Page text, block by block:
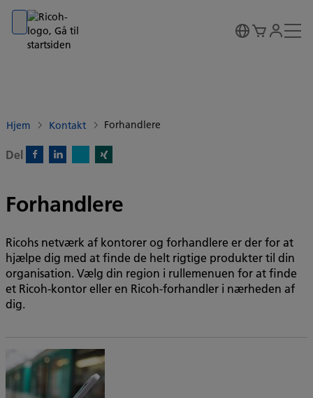
Go to banner
Go to content
Go to footer
Hjem Kontakt Forhandlere
Del
Forhandlere
Ricohs netværk af kontorer og forhandlere er der for at
hjælpe dig med at finde de helt rigtige produkter til din
organisation. Vælg din region i rullemenuen for at finde
et Ricoh-kontor eller en Ricoh-forhandler i nærheden af
dig.